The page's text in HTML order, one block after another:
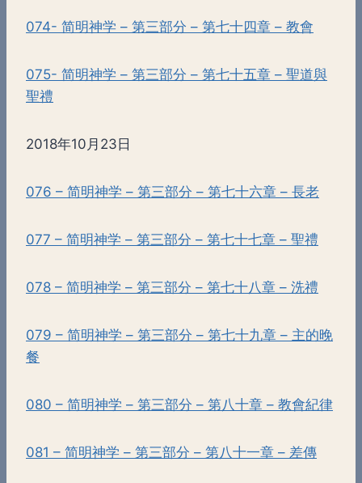
074- 简明神学 – 第三部分 – 第七十四章 – 教會
075- 简明神学 – 第三部分 – 第七十五章 – 聖道與
聖禮
2018年10月23日
076 – 简明神学 – 第三部分 – 第七十六章 – 長老
077 – 简明神学 – 第三部分 – 第七十七章 – 聖禮
078 – 简明神学 – 第三部分 – 第七十八章 – 洗禮
079 – 简明神学 – 第三部分 – 第七十九章 – 主的晚
餐
080 – 简明神学 – 第三部分 – 第八十章 – 教會紀律
081 – 简明神学 – 第三部分 – 第八十一章 – 差傳